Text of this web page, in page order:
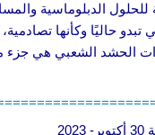
الدبلوماسية
تبدو حاليًا وكأنها
الحشد الشعبي هي جزء